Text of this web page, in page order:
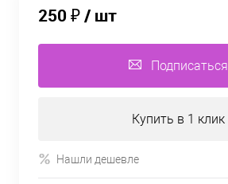
250 ₽/ шт
Подписаться
Купить в 1 клик
Нашли дешевле